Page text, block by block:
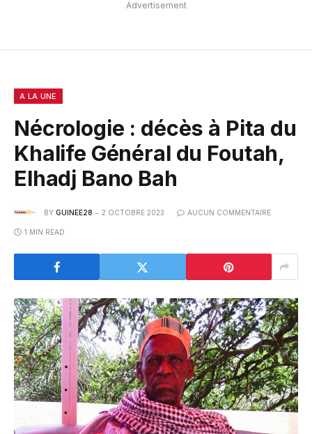
Advertisement
A LA UNE
Nécrologie : décès à Pita du
Khalife Général du Foutah,
Elhadj Bano Bah
BY GUINEE28 2 OCTOBRE 2023 AUCUN COMMENTAIRE
1 MIN READ